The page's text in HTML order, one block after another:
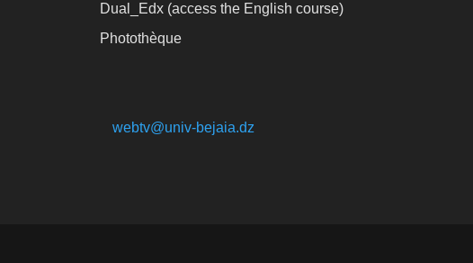
Dual_Edx (access the English course)
Photothèque
webtv@univ-bejaia.dz